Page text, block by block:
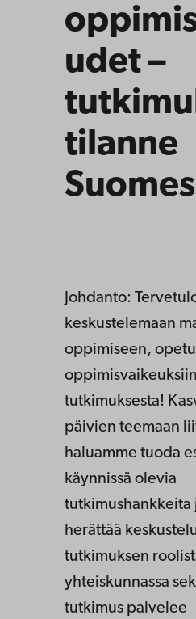
udet –
tilanne
Johdanto:
keskustelemaan
oppimiseen,
tutkimuksesta!
päivien teemaan
haluamme tuoda
käynnissä olevia
tutkimushankkeita
herättää
tutkimuksen
yhteiskunnassa
tutkimus palvelee